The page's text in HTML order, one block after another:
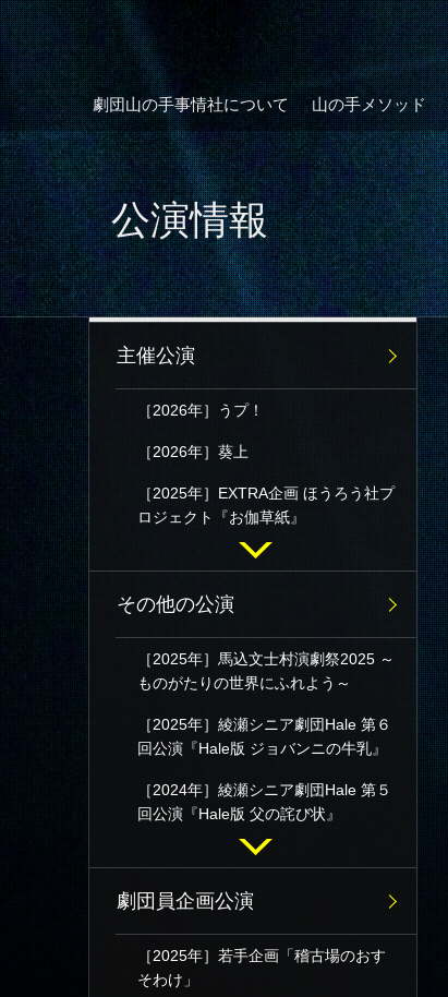
劇団山の手事情社について 山の手メソッド
公演情報
主催公演
［2026年］うプ！
［2026年］葵上
［2025年］EXTRA企画 ほうろう社プ
ロジェクト『お伽草紙』
その他の公演
［2025年］馬込文士村演劇祭2025 ～
ものがたりの世界にふれよう～
［2025年］綾瀬シニア劇団Hale 第６
回公演『Hale版 ジョバンニの牛乳』
［2024年］綾瀬シニア劇団Hale 第５
回公演『Hale版 父の詫び状』
劇団員企画公演
［2025年］若手企画「稽古場のおす
そわけ」